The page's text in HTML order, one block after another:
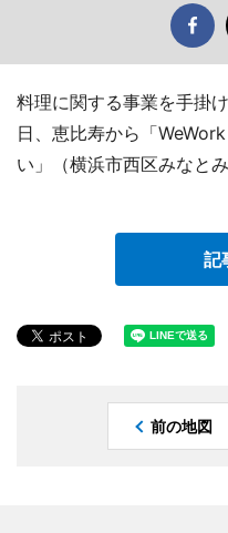
料理に関する事業を手掛
日、恵比寿から「
い」（横浜市西区みなと
記
前の地図